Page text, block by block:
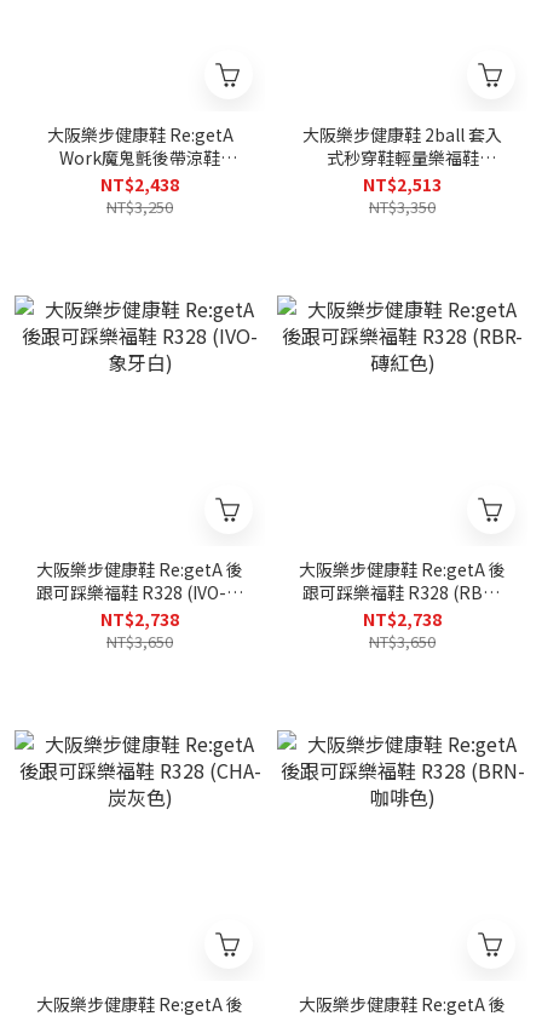
大阪樂步健康鞋 Re:getA
Work魔鬼氈後帶涼鞋
RW1001(BLK-黑色)
NT$2,438
NT$3,250
大阪樂步健康鞋 2ball 套入
式秒穿鞋輕量樂福鞋
TB502(BLKxBLK-純黑色)
NT$2,513
NT$3,350
大阪樂步健康鞋 Re:getA 後
跟可踩樂福鞋 R328 (IVO-象
牙白)
NT$2,738
NT$3,650
大阪樂步健康鞋 Re:getA 後
跟可踩樂福鞋 R328 (RBR-
磚紅色)
NT$2,738
NT$3,650
大阪樂步健康鞋 Re:getA 後
大阪樂步健康鞋 Re:getA 後